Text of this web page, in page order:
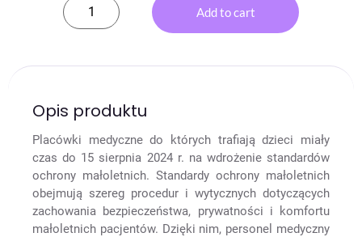
Add to cart
Opis produktu
Placówki medyczne do których trafiają dzieci miały
czas do 15 sierpnia 2024 r. na wdrożenie standardów
ochrony małoletnich. Standardy ochrony małoletnich
obejmują szereg procedur i wytycznych dotyczących
zachowania bezpieczeństwa, prywatności i komfortu
małoletnich pacjentów. Dzięki nim, personel medyczny